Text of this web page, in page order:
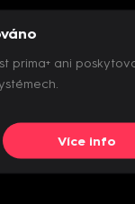
prima+ ani
Více info